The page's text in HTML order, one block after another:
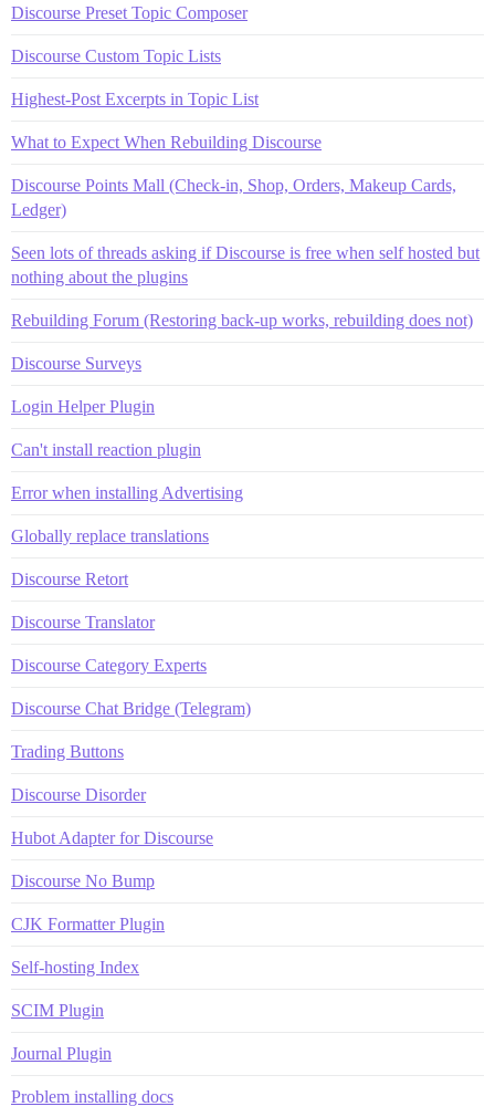
Discourse Preset Topic Composer
Discourse Custom Topic Lists
Highest-Post Excerpts in Topic List
What to Expect When Rebuilding Discourse
Discourse Points Mall (Check-in, Shop, Orders, Makeup Cards,
Ledger)
Seen lots of threads asking if Discourse is free when self hosted but
nothing about the plugins
Rebuilding Forum (Restoring back-up works, rebuilding does not)
Discourse Surveys
Login Helper Plugin
Can't install reaction plugin
Error when installing Advertising
Globally replace translations
Discourse Retort
Discourse Translator
Discourse Category Experts
Discourse Chat Bridge (Telegram)
Trading Buttons
Discourse Disorder
Hubot Adapter for Discourse
Discourse No Bump
CJK Formatter Plugin
Self-hosting Index
SCIM Plugin
Journal Plugin
Problem installing docs